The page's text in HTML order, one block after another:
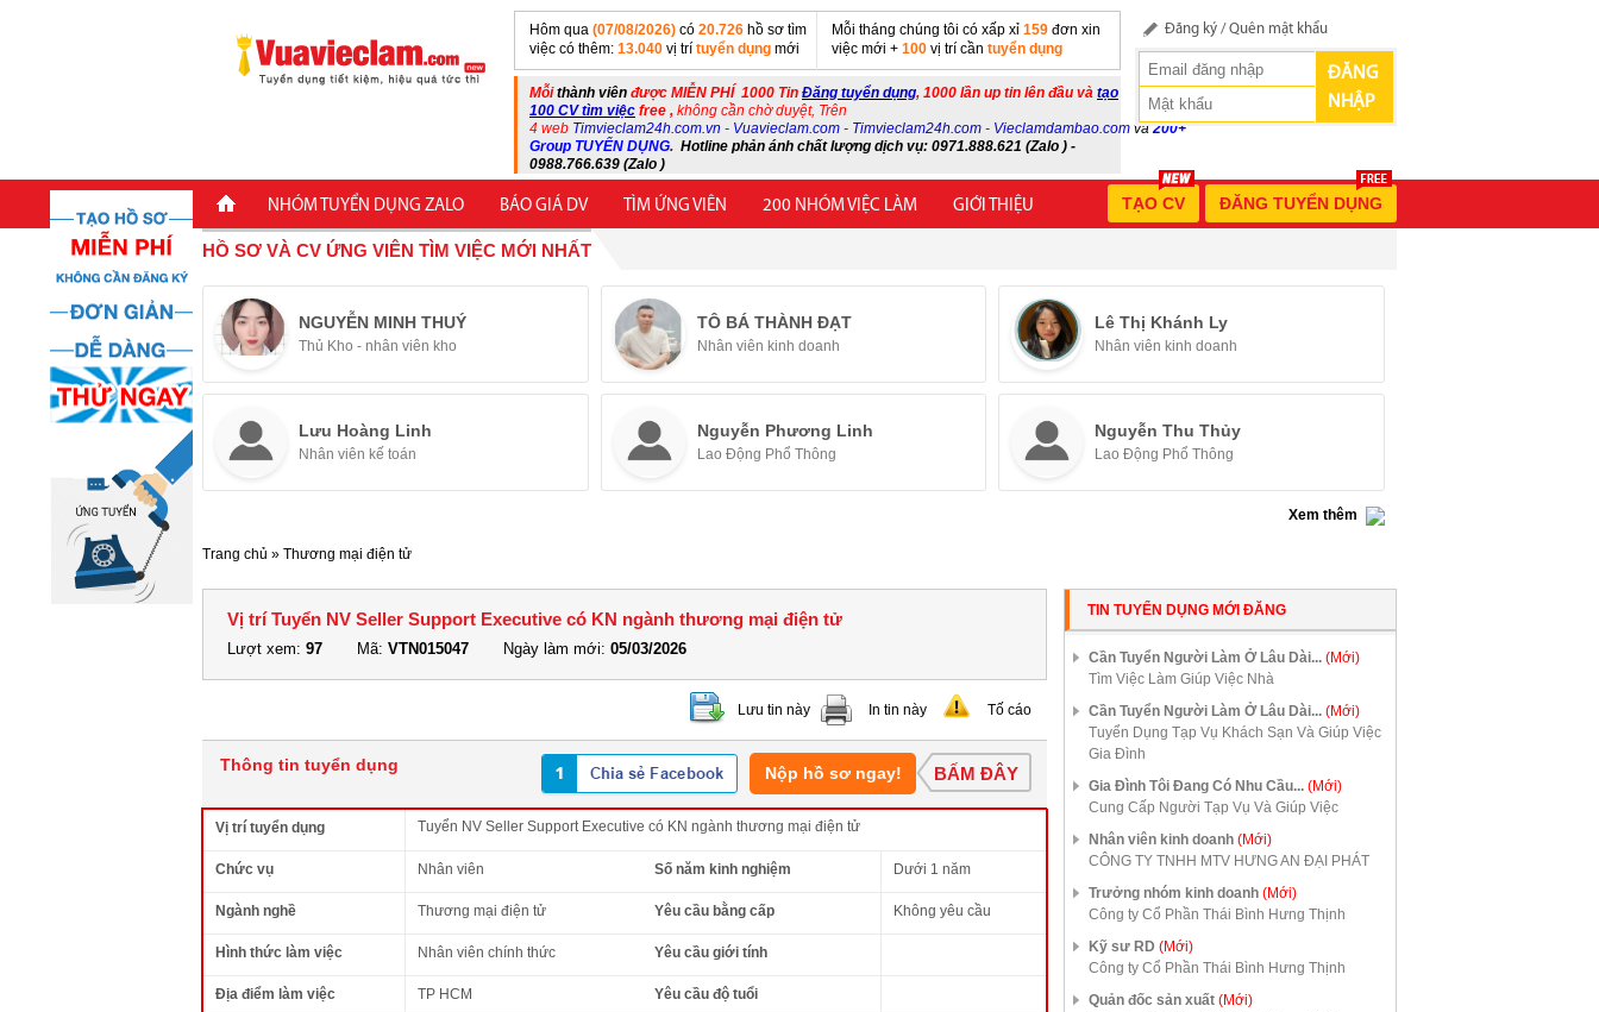
Hôm qua (07/08/2026) có 20.726 hồ sơ tìm
việc có thêm: 13.040 vị trí tuyển dụng mới
Mỗi tháng chúng tôi có xấp xỉ 159 đơn xin
việc mới + 100 vị trí cần tuyển dụng
Mỗithành viên được MIỄN PHÍ 1000 Tin Đăng tuyển dụng, 1000 lần up tin lên đầu và tạo
100 CV tìm việc free , không cần chờ duyệt, Trên
4 web Timvieclam24h.com.vn - Vuavieclam.com - Timvieclam24h.com - Vieclamdambao.com và 200+
Group TUYỂN DỤNG. Hotline phản ánh chất lượng dịch vụ: 0971.888.621 (Zalo ) -
0988.766.639 (Zalo )
Đăng ký /Quên mật khẩu
ĐĂNG
NHẬP
NHÓM TUYỂN DỤNG ZALO BÁO GIÁ DV TÌM ỨNG VIÊN 200 NHÓM VIỆC LÀM GIỚI THIỆU ĐĂNG TUYỂN DỤNG
TẠO CV
HỒ SƠ VÀ CV ỨNG VIÊN TÌM VIỆC MỚI NHẤT
NGUYỄN MINH THUÝ
Thủ Kho - nhân viên kho
TÔ BÁ THÀNH ĐẠT
Nhân viên kinh doanh
Lê Thị Khánh Ly
Nhân viên kinh doanh
Lưu Hoàng Linh
Nhân viên kế toán
Nguyễn Phương Linh
Lao Động Phổ Thông
Nguyễn Thu Thủy
Lao Động Phổ Thông
Xem thêm
Trang chủ » Thương mại điện tử
Vị trí Tuyển NV Seller Support Executive có KN ngành thương mại điện tử
Lượt xem: 97 Mã: VTN015047 Ngày làm mới: 05/03/2026
Lưu tin này In tin này Tố cáo
Thông tin tuyển dụng Nộp hồ sơ ngay! BẤM ĐÂY
Vị trí tuyển dụng Tuyển NV Seller Support Executive có KN ngành thương mại điện tử
Chức vụ Nhân viên Số năm kinh nghiệm Dưới 1 năm
Ngành nghề Thương mại điện tử Yêu cầu bằng cấp Không yêu cầu
Hình thức làm việc Nhân viên chính thức Yêu cầu giới tính
Địa điểm làm việc TP HCM Yêu cầu độ tuổi
TIN TUYỂN DỤNG MỚI ĐĂNG
Cần Tuyển Người Làm Ở Lâu Dài... (Mới)
Tìm Việc Làm Giúp Việc Nhà
Cần Tuyển Người Làm Ở Lâu Dài... (Mới)
Tuyển Dụng Tạp Vụ Khách Sạn Và Giúp Việc
Gia Đình
Gia Đình Tôi Đang Có Nhu Cầu... (Mới)
Cung Cấp Người Tạp Vụ Và Giúp Việc
Nhân viên kinh doanh (Mới)
CÔNG TY TNHH MTV HƯNG AN ĐẠI PHÁT
Trưởng nhóm kinh doanh (Mới)
Công ty Cổ Phần Thái Bình Hưng Thịnh
Kỹ sư RD (Mới)
Công ty Cổ Phần Thái Bình Hưng Thịnh
Quản đốc sản xuất (Mới)